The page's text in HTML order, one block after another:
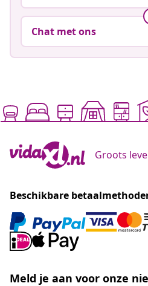
Chat met ons
Groots
Beschikbare
Meld je aan voor onze